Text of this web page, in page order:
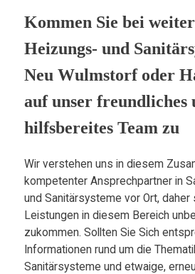
Kommen Sie bei
Heizungs- und
Neu Wulmstorf oder
auf unser freundliches
hilfsbereites Team zu
Wir verstehen uns in diesem
kompetenter Ansprechpartner in
und Sanitärsysteme vor Ort,
Leistungen in diesem Bereich
zukommen. Sollten Sie Sich
Informationen rund um die
Sanitärsysteme und etwaige,